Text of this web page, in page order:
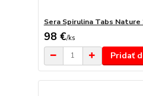
Sera Spirulina Tabs Nature
98 €/ks
Pridať